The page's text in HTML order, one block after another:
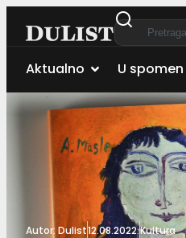
Aktualno U spomen
Autor: Dulist12.08.2022.Kultura